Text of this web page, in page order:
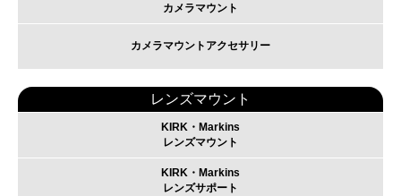
カメラマウント
カメラマウントアクセサリー
レンズマウント
KIRK・Markins
レンズマウント
KIRK・Markins
レンズサポート